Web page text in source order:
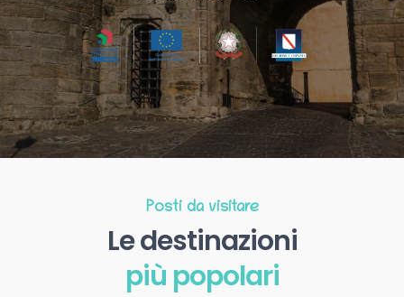
Posti da visitare
Le destinazioni
più popolari